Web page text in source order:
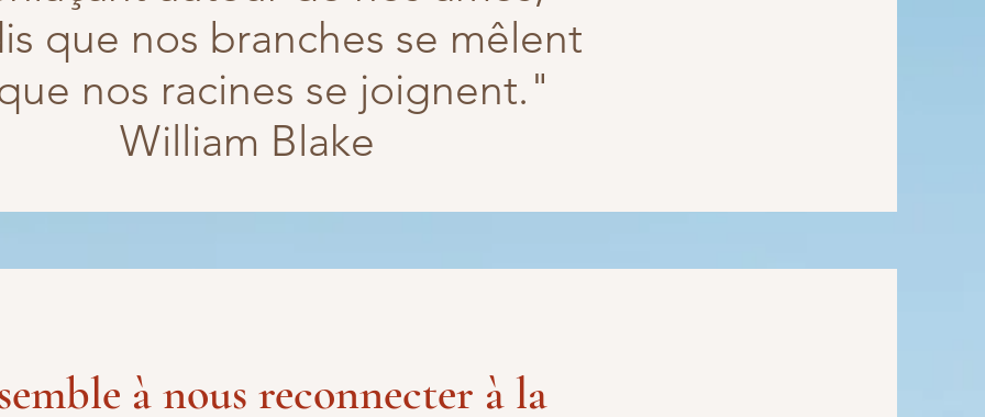
que nos branches se mêlent
nos racines se joignent."
William Blake
à nous reconnecter à la